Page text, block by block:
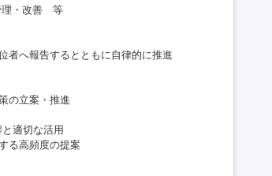
理・改善 等
者へ報告するとともに自律的に推進
の立案・推進
適切な活用
る高頻度の提案